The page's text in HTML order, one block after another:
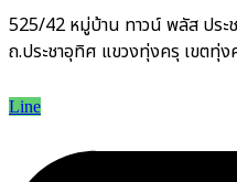
525/42 หมู่บ้าน ทาวน์ พลัส ประ
ถ.ประชาอุทิศ แขวงทุ่งครุ เขตทุ่
Line